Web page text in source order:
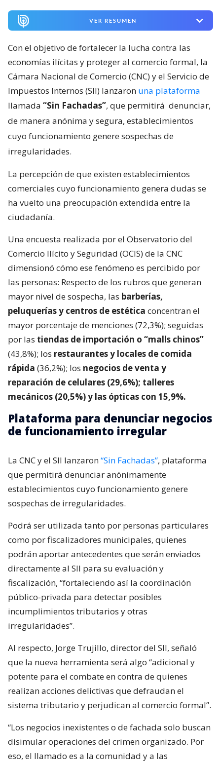
VER RESUMEN
Con el objetivo de fortalecer la lucha contra las
economías ilícitas y proteger al comercio formal, la
Cámara Nacional de Comercio (CNC) y el Servicio de
Impuestos Internos (SII) lanzaron una plataforma
llamada “Sin Fachadas”, que permitirá denunciar,
de manera anónima y segura, establecimientos
cuyo funcionamiento genere sospechas de
irregularidades.
La percepción de que existen establecimientos
comerciales cuyo funcionamiento genera dudas se
ha vuelto una preocupación extendida entre la
ciudadanía.
Una encuesta realizada por el Observatorio del
Comercio Ilícito y Seguridad (OCIS) de la CNC
dimensionó cómo ese fenómeno es percibido por
las personas: Respecto de los rubros que generan
mayor nivel de sospecha, las barberías,
peluquerías y centros de estética concentran el
mayor porcentaje de menciones (72,3%); seguidas
por las tiendas de importación o “malls chinos”
(43,8%); los restaurantes y locales de comida
rápida (36,2%); los negocios de venta y
reparación de celulares (29,6%); talleres
mecánicos (20,5%) y las ópticas con 15,9%.
Plataforma para denunciar negocios
de funcionamiento irregular
La CNC y el SII lanzaron“Sin Fachadas”, plataforma
que permitirá denunciar anónimamente
establecimientos cuyo funcionamiento genere
sospechas de irregularidades.
Podrá ser utilizada tanto por personas particulares
como por fiscalizadores municipales, quienes
podrán aportar antecedentes que serán enviados
directamente al SII para su evaluación y
fiscalización, “fortaleciendo así la coordinación
público-privada para detectar posibles
incumplimientos tributarios y otras
irregularidades”.
Al respecto, Jorge Trujillo, director del SII, señaló
que la nueva herramienta será algo “adicional y
potente para el combate en contra de quienes
realizan acciones delictivas que defraudan el
sistema tributario y perjudican al comercio formal”.
“Los negocios inexistentes o de fachada solo buscan
disimular operaciones del crimen organizado. Por
eso, el llamado es a la comunidad y a las